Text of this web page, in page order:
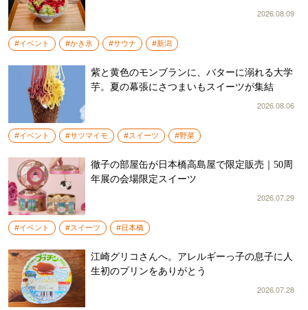
2026.08.09
#イベント #かき氷 #サウナ #新潟
紫と黄色のモンブランに、バターに溺れる大学
芋。夏の幕張にさつまいもスイーツが集結
2026.08.06
#イベント #サツマイモ #スイーツ #野菜
徹子の部屋缶が日本橋高島屋で限定販売｜50周
年展の会場限定スイーツ
2026.07.29
#イベント #スイーツ #日本橋
江崎グリコさんへ。アレルギーっ子の息子に人
生初のプリンをありがとう
2026.07.28